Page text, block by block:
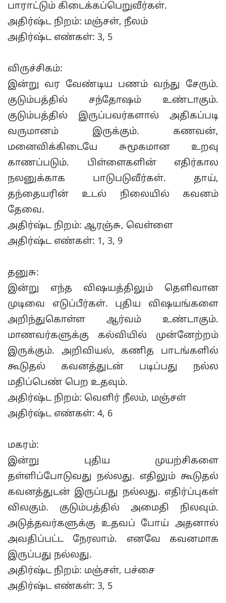
பாராட்டும் கிடைக்கப்பெறுவீர்கள்.
அதிர்ஷ்ட நிறம்: மஞ்சள், நீலம்
அதிர்ஷ்ட எண்கள்: 3, 5
விருச்சிகம்:
இன்று வர வேண்டிய பணம் வந்து சேரும்.
குடும்பத்தில் சந்தோஷம் உண்டாகும்.
குடும்பத்தில் இருப்பவர்களால் அதிகப்படி
வருமானம் இருக்கும். கணவன்,
மனைவிக்கிடையே சுமூகமான உறவு
காணப்படும். பிள்ளைகளின் எதிர்கால
நலனுக்காக பாடுபடுவீர்கள். தாய்,
தந்தையரின் உடல் நிலையில் கவனம்
தேவை.
அதிர்ஷ்ட நிறம்: ஆரஞ்சு, வெள்ளை
அதிர்ஷ்ட எண்கள்: 1, 3, 9
தனுசு:
இன்று எந்த விஷயத்திலும் தெளிவான
முடிவை எடுப்பீர்கள். புதிய விஷயங்களை
அறிந்துகொள்ள ஆர்வம் உண்டாகும்.
மாணவர்களுக்கு கல்வியில் முன்னேற்றம்
இருக்கும். அறிவியல், கணித பாடங்களில்
கூடுதல் கவனத்துடன் படிப்பது நல்ல
மதிப்பெண் பெற உதவும்.
அதிர்ஷ்ட நிறம்: வெளிர் நீலம், மஞ்சள்
அதிர்ஷ்ட எண்கள்: 4, 6
மகரம்:
இன்று புதிய முயற்சிகளை
தள்ளிப்போடுவது நல்லது. எதிலும் கூடுதல்
கவனத்துடன் இருப்பது நல்லது. எதிர்ப்புகள்
விலகும். குடும்பத்தில் அமைதி நிலவும்.
அடுத்தவர்களுக்கு உதவப் போய் அதனால்
அவதிப்பட்ட நேரலாம். எனவே கவனமாக
இருப்பது நல்லது.
அதிர்ஷ்ட நிறம்: மஞ்சள், பச்சை
அதிர்ஷ்ட எண்கள்: 3, 5